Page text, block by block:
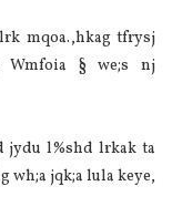
mqoa.,hkag tfrysj
Wmfoia § we;s nj
jydu l%shd lrkak ta
wh;a jqk;a lula keye,